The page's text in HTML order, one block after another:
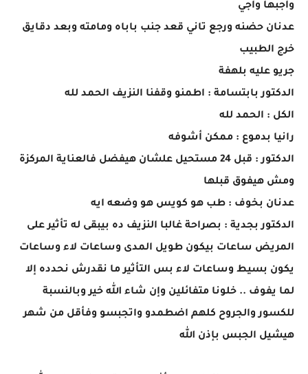
وأجبها وآجي
عدنان حضنه ورجع تاني قعد جنب باباه ومامته وبعد دقايق
خرج الطبيب
جريو عليه بلهفة
الدكتور بابتسامة : اطمنو وقفنا النزيف الحمد لله
الكل : الحمد لله
رانيا بدموع : ممكن أشوفه
الدكتور : قبل 24 مستحيل علشان هيفضل فالعناية المركزة
ومش هيفوق قبلها
عدنان بخوف : طب هو كويس هو وضعه ايه
الدكتور بجدية : بصراحة غالبا النزيف ده بيبقى له تأثير على
المريض ساعات بيكون طويل المدى وساعات لاء وساعات
يكون بسيط وساعات لاء بس التأثير ما نقدرش نحدده إلا
لما يفوف .. خلونا متفائلين وإن شاء الله خير وبالنسبة
للكسور والجروح كلهم اضطمدو واتجبسو وفأقل من شهر
هيشيل الجبس بإذن الله